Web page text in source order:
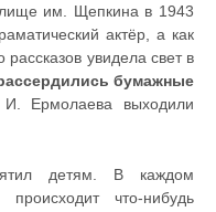
им. Щепкина в 1943
актёр, а как
рассказов увидела свет в
бумажные
Ермолаева выходили
детям. В каждом
что-нибудь